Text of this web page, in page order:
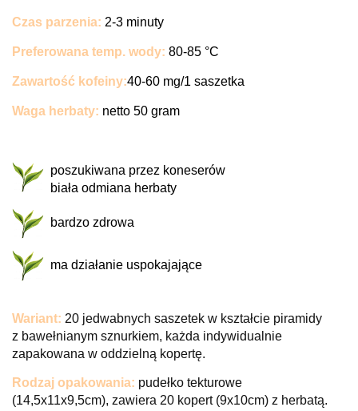
Czas parzenia: 2-3 minuty
Preferowana temp. wody: 80-85 °C
Zawartość kofeiny:40-60 mg/1 saszetka
Waga herbaty: netto 50 gram
poszukiwana przez koneserów
biała odmiana herbaty
bardzo zdrowa
ma działanie uspokajające
Wariant: 20 jedwabnych saszetek w kształcie piramidy
z bawełnianym sznurkiem, każda indywidualnie
zapakowana w oddzielną kopertę.
Rodzaj opakowania: pudełko tekturowe
(14,5x11x9,5cm), zawiera 20 kopert (9x10cm) z herbatą.